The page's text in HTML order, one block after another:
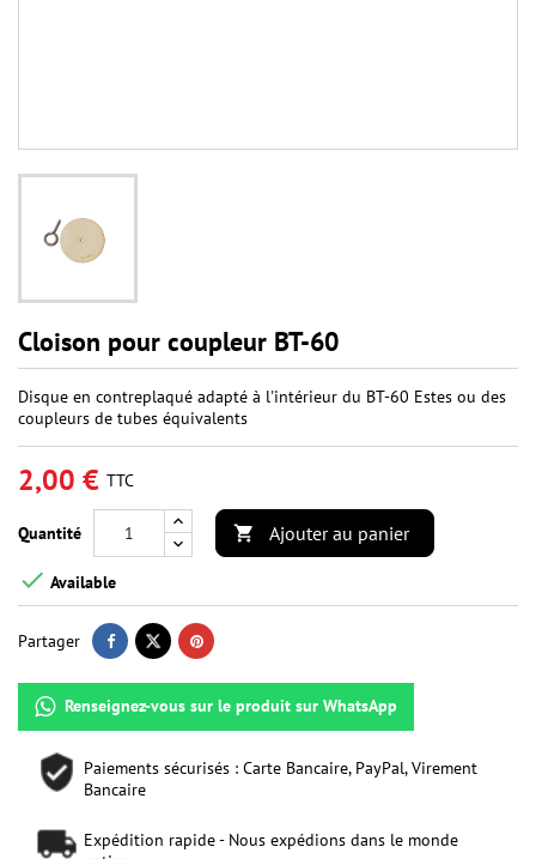
Cloison pour coupleur BT-60
Disque en contreplaqué adapté à l'intérieur du BT-60 Estes ou des
coupleurs de tubes équivalents
2,00 € TTC
Quantité  Ajouter au panier
 Available
Partager
Renseignez-vous sur le produit sur WhatsApp
Paiements sécurisés : Carte Bancaire, PayPal, Virement
Bancaire
Expédition rapide - Nous expédions dans le monde